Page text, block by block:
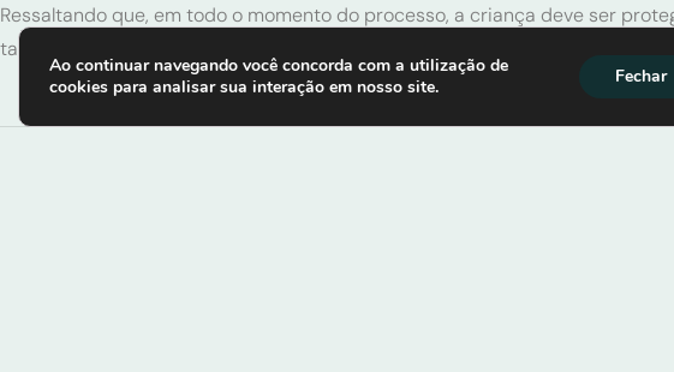
Ressaltando que, em todo o momento do processo, a criança deve ser
também participará da ação.
Ao continuar navegando você concorda com a utilização de
cookies para analisar sua interação em nosso site.
Fechar